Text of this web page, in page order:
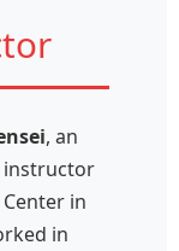
, an
instructor
in
in